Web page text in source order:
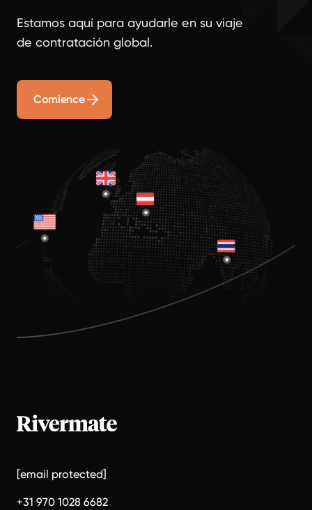
Estamos aquí para ayudarle en su viaje
de contratación global.
Comience
[email protected]
+31 970 1028 6682